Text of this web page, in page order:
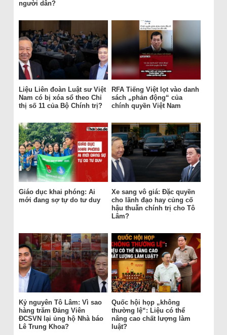
người dân?
Liệu Liên đoàn Luật sư Việt
Nam có bị xóa sổ theo Chỉ
thị số 11 của Bộ Chính trị?
RFA Tiếng Việt lọt vào danh
sách „phản động“ của
chính quyền Việt Nam
Giáo dục khai phóng: Ai
mới đang sợ tự do tư duy
Xe sang vô giá: Đặc quyền
cho lãnh đạo hay củng cố
hậu thuẫn chính trị cho Tô
Lâm?
Kỷ nguyên Tô Lâm: Vì sao
hàng trăm Đảng Viên
ĐCSVN lại ủng hộ Nhà báo
Lê Trung Khoa?
Quốc hội họp „không
thường lệ“: Liệu có thể
nâng cao chất lượng làm
luật?